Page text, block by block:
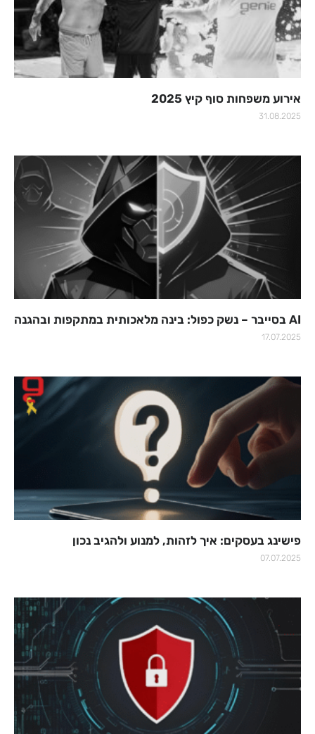
אירוע משפחות סוף קיץ 2025
31.08.2025
AI בסייבר – נשק כפול: בינה מלאכותית במתקפות ובהגנה
17.07.2025
פישינג בעסקים: איך לזהות, למנוע ולהגיב נכון
07.07.2025